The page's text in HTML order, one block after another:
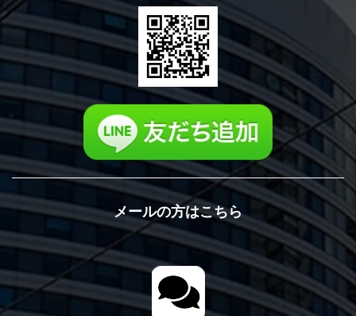
メールの方はこちら